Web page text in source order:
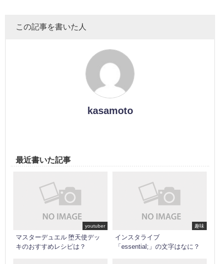
この記事を書いた人
kasamoto
最近書いた記事
youtuber
マスターデュエル 堕天使デッ
キのおすすめレシピは？
趣味
インスタライブ
「essential;」の文字はなに？